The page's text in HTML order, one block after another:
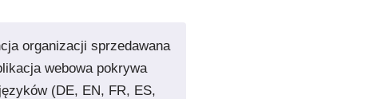
organizacji sprzedawana
webowa pokrywa
(DE, EN, FR, ES,